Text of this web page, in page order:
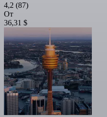
4,2 (87)
От
36,31 $